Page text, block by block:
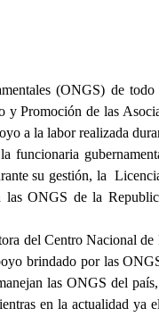
(ONGS) de
y Promoción de las
a la labor realizada
funcionaria
su gestión, la
las ONGS de la
del Centro Nacional
brindado por las
las ONGS del
en la actualidad ya